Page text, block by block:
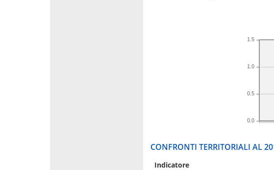
0.0
0.5
1.0
1.5
CONFRONTI TERRITORIALI AL
Indicatore